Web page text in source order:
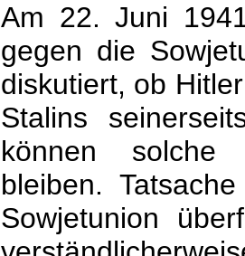
Am 22. Juni
gegen die
diskutiert, ob
Stalins
können solche
bleiben.
Sowjet­union